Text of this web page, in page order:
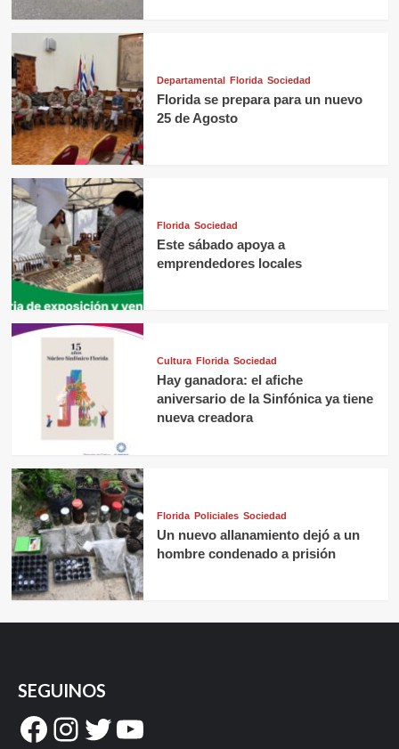
Departamental Florida Sociedad
Florida se prepara para un nuevo
25 de Agosto
Florida Sociedad
Este sábado apoya a
emprendedores locales
Cultura Florida Sociedad
Hay ganadora: el afiche
aniversario de la Sinfónica ya tiene
nueva creadora
Florida Policiales Sociedad
Un nuevo allanamiento dejó a un
hombre condenado a prisión
SEGUINOS
Facebook
Instagram
Twitter
YouTube